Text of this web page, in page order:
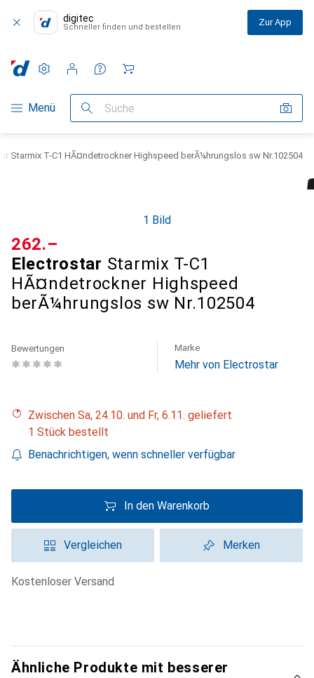
digitec
Schneller finden und bestellen Zur App
Navigation nach Kategorien
Menü Suche
Einstellungen
Kundenkonto
Vergleichslisten
Merklisten
Warenkorb
Starmix T-C1 HÃ¤ndetrockner Highspeed berÃ¼hrungslos sw Nr.102504
1 Bild
Electrostar Starmix T-C1
HÃ¤ndetrockner Highspeed
berÃ¼hrungslos sw Nr.102504
CHF
262.–
Bewertungen Marke
Mehr von Electrostar
Zwischen Sa, 24.10. und Fr, 6.11. geliefert
1 Stück bestellt
Benachrichtigen, wenn schneller verfügbar
In den Warenkorb
Vergleichen Merken
kostenloser Versand
Ähnliche Produkte mit besserer